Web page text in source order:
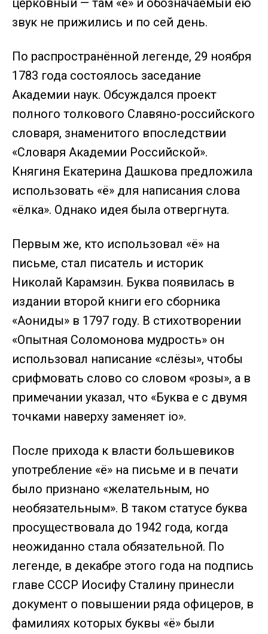
церковный — там «ё» и обозначаемый ею
звук не прижились и по сей день.
По распространённой легенде, 29 ноября
1783 года состоялось заседание
Академии наук. Обсуждался проект
полного толкового Славяно-российского
словаря, знаменитого впоследствии
«Словаря Академии Российской».
Княгиня Екатерина Дашкова предложила
использовать «ё» для написания слова
«ёлка». Однако идея была отвергнута.
Первым же, кто использовал «ё» на
письме, стал писатель и историк
Николай Карамзин. Буква появилась в
издании второй книги его сборника
«Аониды» в 1797 году. В стихотворении
«Опытная Соломонова мудрость» он
использовал написание «слёзы», чтобы
срифмовать слово со словом «розы», а в
примечании указал, что «Буква е с двумя
точками наверху заменяет io».
После прихода к власти большевиков
употребление «ё» на письме и в печати
было признано «желательным, но
необязательным». В таком статусе буква
просуществовала до 1942 года, когда
неожиданно стала обязательной. По
легенде, в декабре этого года на подпись
главе СССР Иосифу Сталину принесли
документ о повышении ряда офицеров, в
фамилиях которых буквы «ё» были